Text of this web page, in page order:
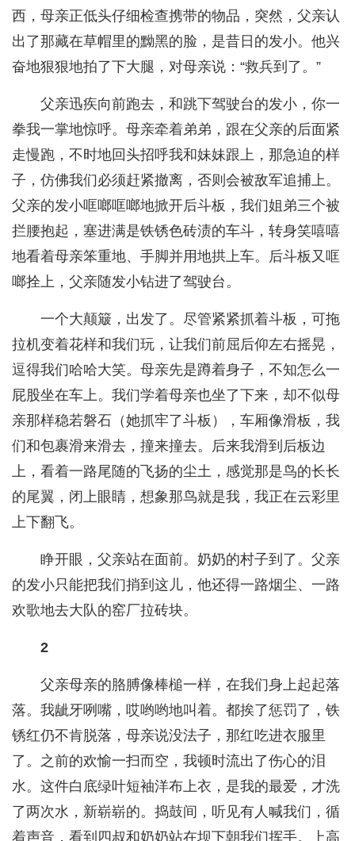
西，母亲正低头仔细检查携带的物品，突然，父亲认
出了那藏在草帽里的黝黑的脸，是昔日的发小。他兴
奋地狠狠地拍了下大腿，对母亲说：“救兵到了。”
父亲迅疾向前跑去，和跳下驾驶台的发小，你一
拳我一掌地惊呼。母亲牵着弟弟，跟在父亲的后面紧
走慢跑，不时地回头招呼我和妹妹跟上，那急迫的样
子，仿佛我们必须赶紧撤离，否则会被敌军追捕上。
父亲的发小哐啷哐啷地掀开后斗板，我们姐弟三个被
拦腰抱起，塞进满是铁锈色砖渍的车斗，转身笑嘻嘻
地看着母亲笨重地、手脚并用地拱上车。后斗板又哐
啷拴上，父亲随发小钻进了驾驶台。
一个大颠簸，出发了。尽管紧紧抓着斗板，可拖
拉机变着花样和我们玩，让我们前屈后仰左右摇晃，
逗得我们哈哈大笑。母亲先是蹲着身子，不知怎么一
屁股坐在车上。我们学着母亲也坐了下来，却不似母
亲那样稳若磐石（她抓牢了斗板），车厢像滑板，我
们和包裹滑来滑去，撞来撞去。后来我滑到后板边
上，看着一路尾随的飞扬的尘土，感觉那是鸟的长长
的尾翼，闭上眼睛，想象那鸟就是我，我正在云彩里
上下翻飞。
睁开眼，父亲站在面前。奶奶的村子到了。父亲
的发小只能把我们捎到这儿，他还得一路烟尘、一路
欢歌地去大队的窑厂拉砖块。
2
父亲母亲的胳膊像棒槌一样，在我们身上起起落
落。我龇牙咧嘴，哎哟哟地叫着。都挨了惩罚了，铁
锈红仍不肯脱落，母亲说没法子，那红吃进衣服里
了。之前的欢愉一扫而空，我顿时流出了伤心的泪
水。这件白底绿叶短袖洋布上衣，是我的最爱，才洗
了两次水，新崭崭的。捣鼓间，听见有人喊我们，循
着声音，看到四叔和奶奶站在坝下朝我们挥手。上高